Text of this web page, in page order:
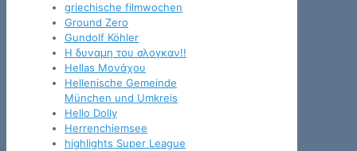
griechische filmwochen
Ground Zero
Gundolf Köhler
H δυναμη του σλογκαν!!
Hellas Μονάχου
Hellenische Gemeinde
München und Umkreis
Hello Dolly
Herrenchiemsee
highlights Super League